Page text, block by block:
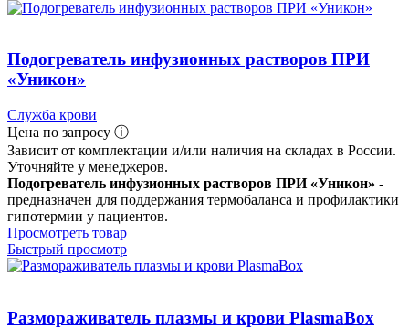
Подогреватель инфузионных растворов ПРИ
«Уникон»
Служба крови
Цена по запросу ⓘ
Зависит от комплектации и/или наличия на складах в России.
Уточняйте у менеджеров.
Подогреватель инфузионных растворов ПРИ «Уникон» -
предназначен для поддержания термобаланса и профилактики
гипотермии у пациентов.
Просмотреть товар
Быстрый просмотр
Размораживатель плазмы и крови PlasmaBox